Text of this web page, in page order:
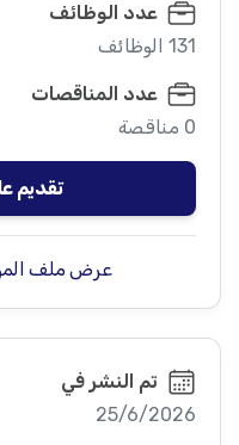
عدد الوظائف
131 الوظائف
عدد المناقصات
0 مناقصة
تقديم
عرض ملف
تم النشر في
25/6/2026